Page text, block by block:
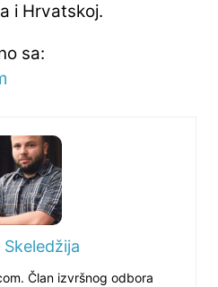
i Hrvatskoj.
sa:
Član izvršnog odbora